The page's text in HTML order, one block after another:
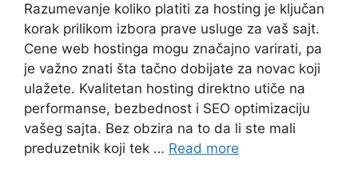
Razumevanje koliko platiti za hosting je ključan
korak prilikom izbora prave usluge za vaš sajt.
Cene web hostinga mogu značajno varirati, pa
je važno znati šta tačno dobijate za novac koji
ulažete. Kvalitetan hosting direktno utiče na
performanse, bezbednost i SEO optimizaciju
vašeg sajta. Bez obzira na to da li ste mali
preduzetnik koji tek … Read more